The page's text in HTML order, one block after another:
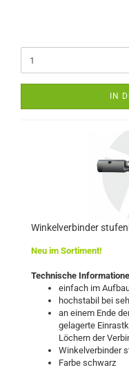
IN
Winkelverbinder
Neu im Sortiment!
Technische
einfach im
hochstabil bei
an einem Ende
gelagerte
Löchern der
Winkelverbinder
Farbe schwarz